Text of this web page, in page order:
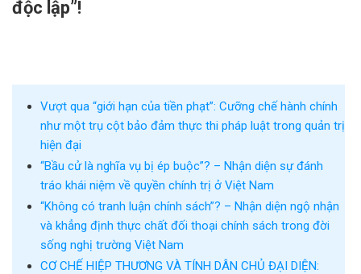
độc lập”!
Vượt qua “giới hạn của tiền phạt”: Cưỡng chế hành chính
như một trụ cột bảo đảm thực thi pháp luật trong quản trị
hiện đại
“Bầu cử là nghĩa vụ bị ép buộc”? – Nhận diện sự đánh
tráo khái niệm về quyền chính trị ở Việt Nam
“Không có tranh luận chính sách”? – Nhận diện ngộ nhận
và khẳng định thực chất đối thoại chính sách trong đời
sống nghị trường Việt Nam
CƠ CHẾ HIỆP THƯƠNG VÀ TÍNH DÂN CHỦ ĐẠI DIỆN: